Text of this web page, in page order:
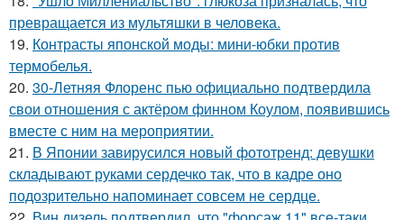
превращается из мультяшки в человека.
19. Контрасты японской моды: мини-юбки против
термобелья.
20. 30-Летняя Флоренс пью официально подтвердила
свои отношения с актёром финном Коулом, появившись
вместе с ним на мероприятии.
21. В Японии завирусился новый фототренд: девушки
складывают руками сердечко так, что в кадре оно
подозрительно напоминает совсем не сердце.